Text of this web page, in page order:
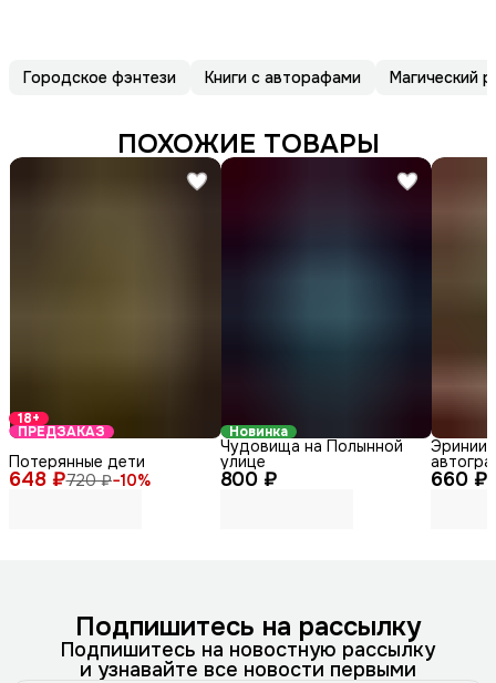
Городское фэнтези Книги с авторафами Магический
ПОХОЖИЕ ТОВАРЫ
18+
ПРЕДЗАКАЗ
648 ₽720 ₽−10%
Потерянные дети
Новинка
800 ₽
Чудовища на Полынной
улице
660 ₽
Эринии
Подпишитесь на рассылку
Подпишитесь на новостную рассылку
и узнавайте все новости первыми